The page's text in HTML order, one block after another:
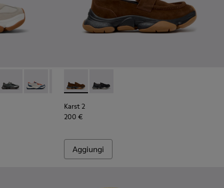
Da uomo.
in pelle e nabuck da uomo.
in pelle e nabuck da uomo.
bianche in pelle e nabuk da Uomo.
bianche in pelle e nabuk da Uomo.
015
- K101068-008 - Sneakers in pelle e nabuk multicolore Da
Karst 2 - K101068-005
Karst 2 - K101068-004 - Sneakers multicolor in pelle e
Karst 2 - K101068-003 - Sneaker multicolor in
Karst 2 - K101068-001 - Sneakers in
Karst 2 - K101142-003 - Mocassini in
Karst 2 - K101142-001 - Mocassini in
Karst 2
200 €
Aggiungi